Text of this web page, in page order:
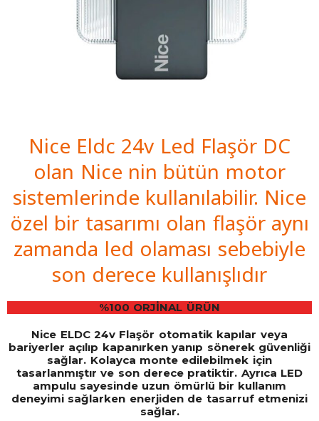
Nice Eldc 24v Led Flaşör DC
olan Nice nin bütün motor
sistemlerinde kullanılabilir. Nice
özel bir tasarımı olan flaşör aynı
zamanda led olaması sebebiyle
son derece kullanışlıdır
%100 ORJİNAL ÜRÜN
Nice ELDC 24v Flaşör otomatik kapılar veya
bariyerler açılıp kapanırken yanıp sönerek güvenliği
sağlar. Kolayca monte edilebilmek için
tasarlanmıştır ve son derece pratiktir. Ayrıca LED
ampulu sayesinde uzun ömürlü bir kullanım
deneyimi sağlarken enerjiden de tasarruf etmenizi
sağlar.